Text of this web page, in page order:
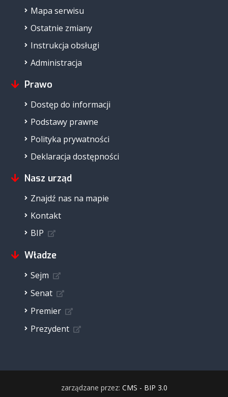
Mapa serwisu
Ostatnie zmiany
Instrukcja obsługi
Administracja
Prawo
Dostęp do informacji
Podstawy prawne
Polityka prywatności
Deklaracja dostępności
Nasz urząd
Znajdź nas na mapie
Kontakt
BIP
Władze
Sejm
Senat
Premier
Prezydent
zarządzane przez: CMS - BIP 3.0